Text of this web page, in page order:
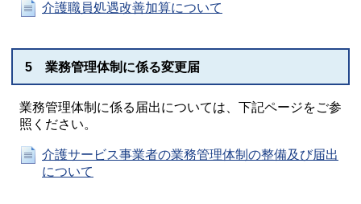
介護職員処遇改善加算について
5 業務管理体制に係る変更届
業務管理体制に係る届出については、下記ページをご参
照ください。
介護サービス事業者の業務管理体制の整備及び届出
について